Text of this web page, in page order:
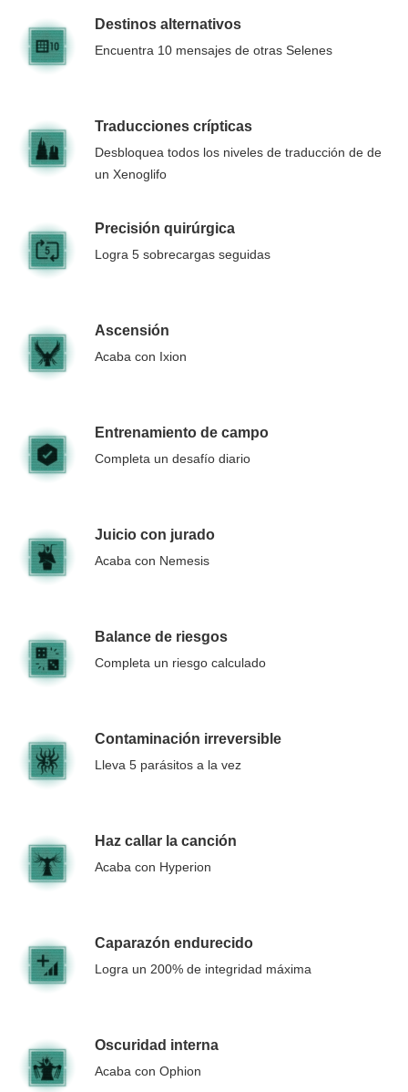
Destinos alternativos
Encuentra 10 mensajes de otras Selenes
Traducciones crípticas
Desbloquea todos los niveles de traducción de de
un Xenoglifo
Precisión quirúrgica
Logra 5 sobrecargas seguidas
Ascensión
Acaba con Ixion
Entrenamiento de campo
Completa un desafío diario
Juicio con jurado
Acaba con Nemesis
Balance de riesgos
Completa un riesgo calculado
Contaminación irreversible
Lleva 5 parásitos a la vez
Haz callar la canción
Acaba con Hyperion
Caparazón endurecido
Logra un 200% de integridad máxima
Oscuridad interna
Acaba con Ophion